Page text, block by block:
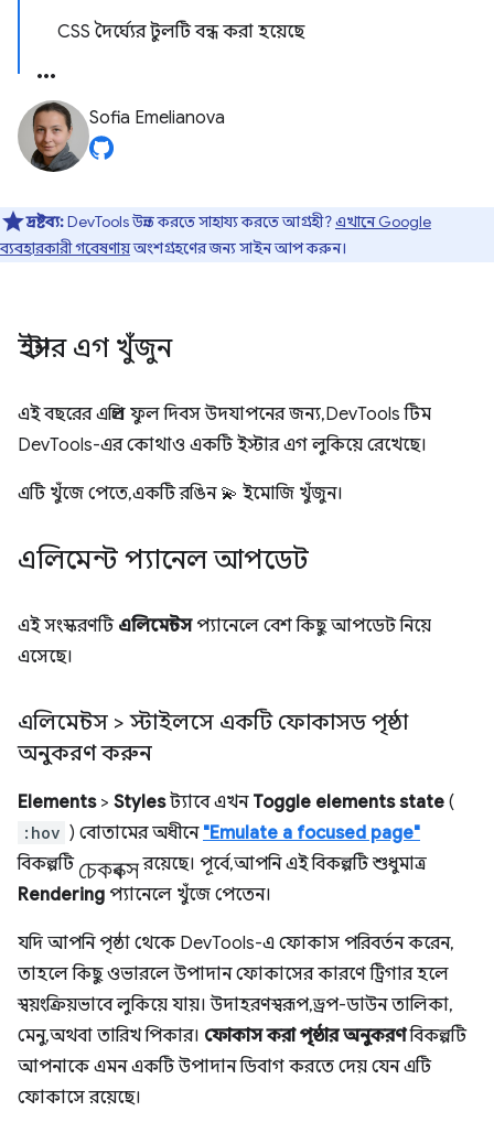
CSS দৈর্ঘ্যের টুলটি বন্ধ করা হয়েছে
Sofia Emelianova
দ্রষ্টব্য:DevTools উন্নত করতে সাহায্য করতে আগ্রহী?এখানে Google
ব্যবহারকারী গবেষণায়অংশগ্রহণের জন্য সাইন আপ করুন।
ইস্টার এগ খুঁজুন
এই বছরের এপ্রিল ফুল দিবস উদযাপনের জন্য, DevTools টিম
DevTools-এর কোথাও একটি ইস্টার এগ লুকিয়ে রেখেছে।
এটি খুঁজে পেতে, একটি রঙিন 💫 ইমোজি খুঁজুন।
এলিমেন্ট প্যানেল আপডেট
এই সংস্করণটি এলিমেন্টসপ্যানেলে বেশ কিছু আপডেট নিয়ে
এসেছে।
এলিমেন্টস > স্টাইলসে একটি ফোকাসড পৃষ্ঠা
অনুকরণ করুন
Elements> Stylesট্যাবে এখন Toggle elements state (
:hov ) বোতামের অধীনে "Emulate a focused page"
বিকল্পটি চেকবক্সরয়েছে। পূর্বে, আপনি এই বিকল্পটি শুধুমাত্র
Rendering প্যানেলে খুঁজে পেতেন।
যদি আপনি পৃষ্ঠা থেকে DevTools-এ ফোকাস পরিবর্তন করেন,
তাহলে কিছু ওভারলে উপাদান ফোকাসের কারণে ট্রিগার হলে
স্বয়ংক্রিয়ভাবে লুকিয়ে যায়। উদাহরণস্বরূপ, ড্রপ-ডাউন তালিকা,
মেনু, অথবা তারিখ পিকার। ফোকাস করা পৃষ্ঠার অনুকরণবিকল্পটি
আপনাকে এমন একটি উপাদান ডিবাগ করতে দেয় যেন এটি
ফোকাসে রয়েছে।